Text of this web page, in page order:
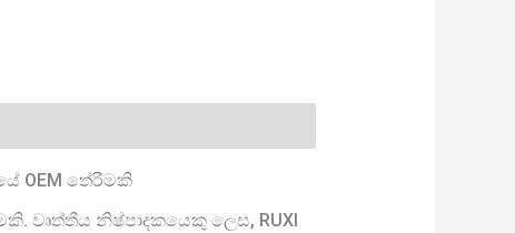
OEM තේරීමකි
නිෂ්පාදකයෙකු ලෙස, RUXI